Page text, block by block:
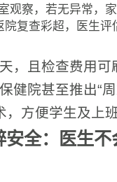
观察，若无异常，家
院复查彩超，医生评
，且检查费用可
健院甚至推出“
方便学生及上班
安全：医生不